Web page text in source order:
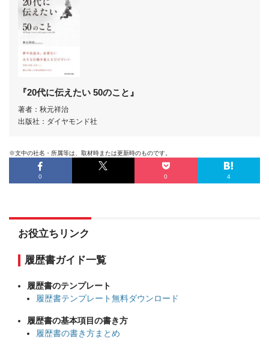
『20代に伝えたい 50のこと』
著者：秋元祥治
出版社：ダイヤモンド社
※文中の社名・所属等は、取材時または更新時のものです。
0 0 4
お役立ちリンク
履歴書ガイド一覧
履歴書のテンプレート
履歴書テンプレート無料ダウンロード
履歴書の基本項目の書き方
履歴書の書き方まとめ